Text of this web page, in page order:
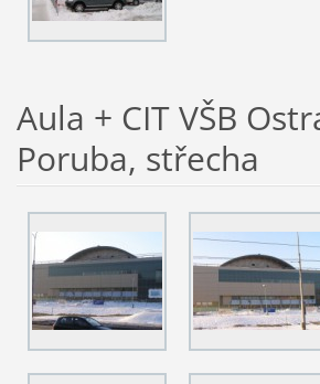
Aula + CIT VŠB
Poruba, střecha